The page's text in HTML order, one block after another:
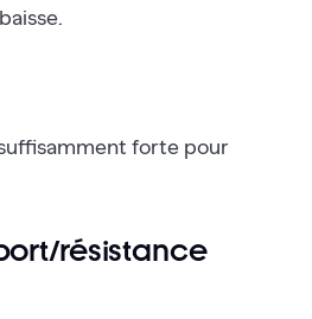
forte pour
résistance